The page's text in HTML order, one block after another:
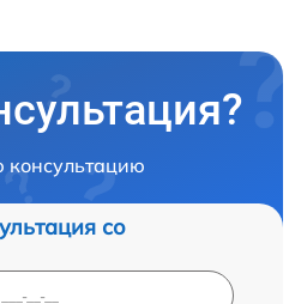
консультацию
со